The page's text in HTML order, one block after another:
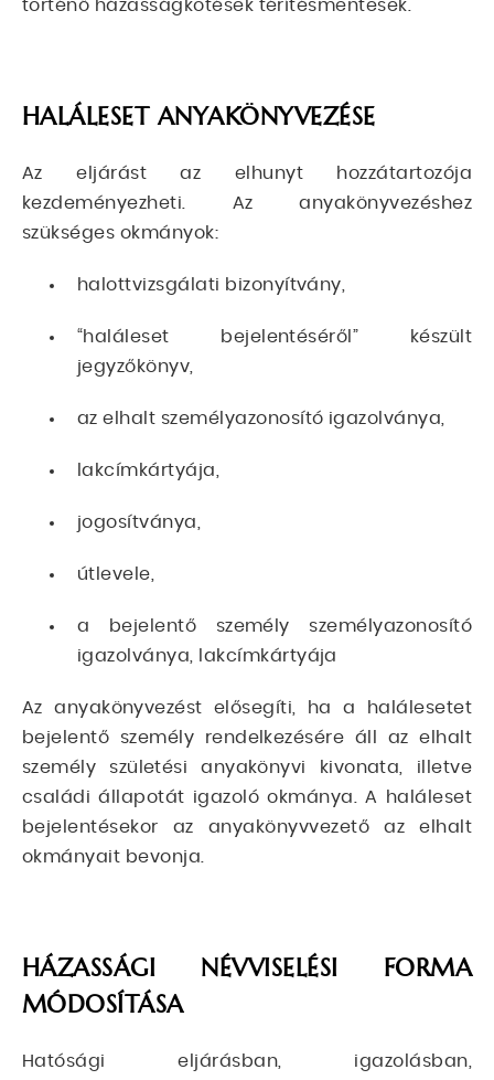
történő házasságkötések térítésmentesek.
HALÁLESET ANYAKÖNYVEZÉSE
Az eljárást az elhunyt hozzátartozója
kezdeményezheti. Az anyakönyvezéshez
szükséges okmányok:
halottvizsgálati bizonyítvány,
“haláleset bejelentéséről” készült
jegyzőkönyv,
az elhalt személyazonosító igazolványa,
lakcímkártyája,
jogosítványa,
útlevele,
a bejelentő személy személyazonosító
igazolványa, lakcímkártyája
Az anyakönyvezést elősegíti, ha a halálesetet
bejelentő személy rendelkezésére áll az elhalt
személy születési anyakönyvi kivonata, illetve
családi állapotát igazoló okmánya. A haláleset
bejelentésekor az anyakönyvvezető az elhalt
okmányait bevonja.
HÁZASSÁGI NÉVVISELÉSI FORMA
MÓDOSÍTÁSA
Hatósági eljárásban, igazolásban,